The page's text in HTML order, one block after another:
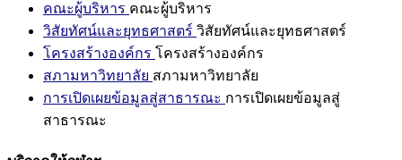
คณะผู้บริหาร คณะผู้บริหาร
วิสัยทัศน์และยุทธศาสตร์ วิสัยทัศน์และยุทธศาสตร์
โครงสร้างองค์กร โครงสร้างองค์กร
สภามหาวิทยาลัย สภามหาวิทยาลัย
การเปิดเผยข้อมูลสู่สาธารณะ การเปิดเผยข้อมูลสู่
สาธารณะ